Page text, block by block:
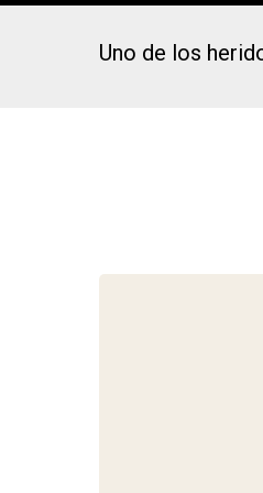
Uno de los